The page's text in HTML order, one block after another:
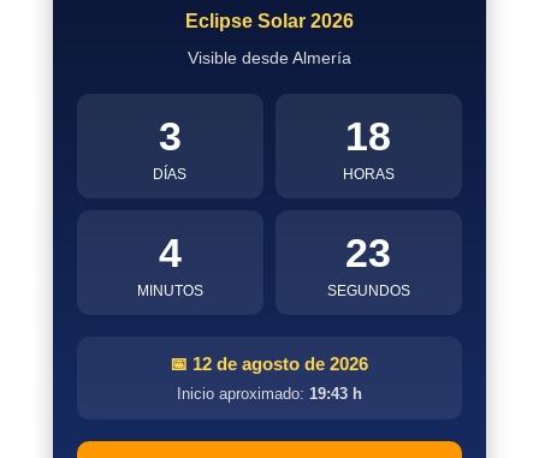
Eclipse Solar 2026
Visible desde Almería
3
DÍAS
18
HORAS
4
MINUTOS
22
SEGUNDOS
📅 12 de agosto de 2026
Inicio aproximado: 19:43 h